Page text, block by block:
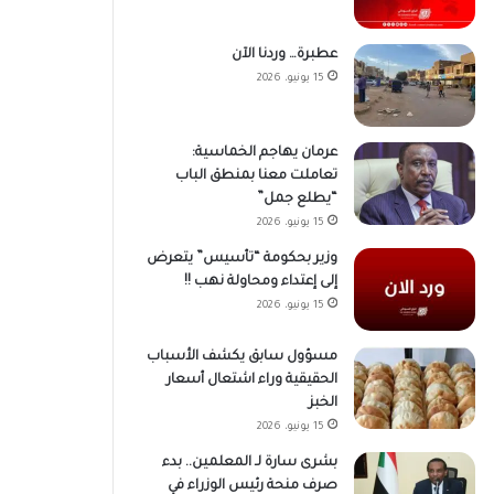
عطبرة… وردنا الآن
15 يونيو، 2026
عرمان يهاجم الخماسية:
تعاملت معنا بمنطق الباب
“يطلع جمل”
15 يونيو، 2026
وزير بحكومة “تأسيس” يتعرض
إلى إعتداء ومحاولة نهب !!
15 يونيو، 2026
مسؤول سابق يكشف الأسباب
الحقيقية وراء اشتعال أسعار
الخبز
15 يونيو، 2026
بشرى سارة لـ المعلمين.. بدء
صرف منحة رئيس الوزراء في